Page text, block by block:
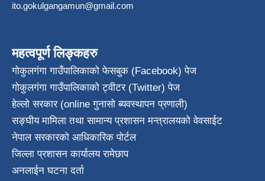
ito.gokulgangamun@gmail.com
महत्वपूर्ण लिङ्कहरु
गोकुलगंगा गाउँपालिकाको फेसबुक (Facebook) पेज
गोकुलगंगा गाउँपालिकाको ट्वीटर (Twitter) पेज
हेल्लो सरकार (online गुनासो ब्यवस्थापन प्रणाली)
सङ्घीय मामिला तथा सामान्य प्रशासन मन्त्रालयको वेवसाईट
नेपाल सरकारको आधिकारिक पोर्टल
जिल्ला प्रशासन कार्यालय रामेछाप
अनलाईन घटना दर्ता